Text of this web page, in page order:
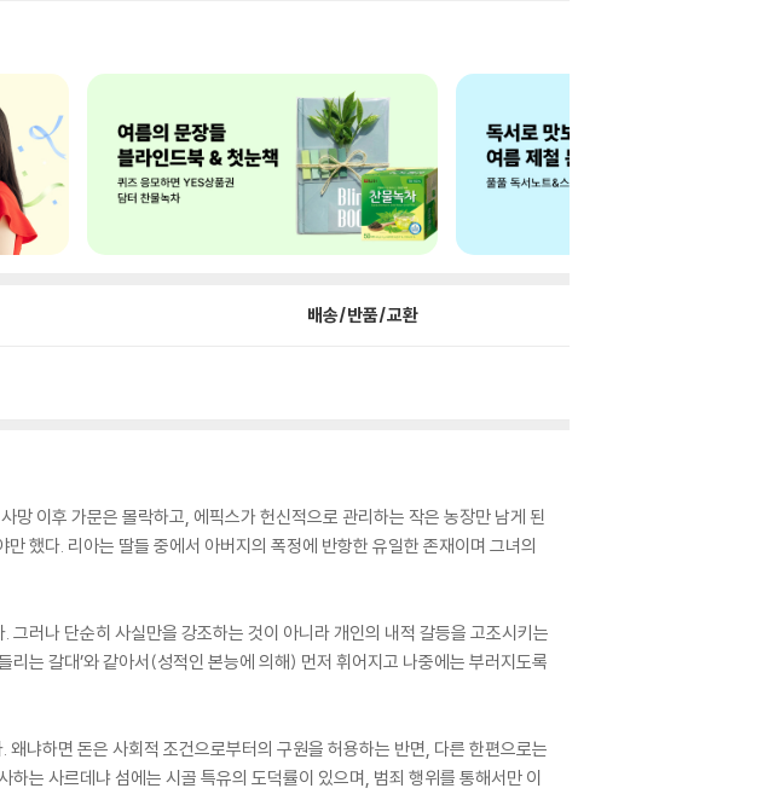
배송/반품/교환
망 이후 가문은 몰락하고, 에픽스가 헌신적으로 관리하는 작은 농장만 남게 된
했다. 리아는 딸들 중에서 아버지의 폭정에 반항한 유일한 존재이며 그녀의
그러나 단순히 사실만을 강조하는 것이 아니라 개인의 내적 갈등을 고조시키는
는 갈대’와 같아서(성적인 본능에 의해) 먼저 휘어지고 나중에는 부러지도록
냐하면 돈은 사회적 조건으로부터의 구원을 허용하는 반면, 다른 한편으로는
는 사르데냐 섬에는 시골 특유의 도덕률이 있으며, 범죄 행위를 통해서만 이